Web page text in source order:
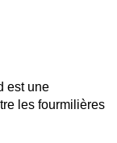
est une
les fourmilières